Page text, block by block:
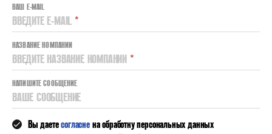
ВАШ E-MAIL
ВВЕДИТЕ E-MAIL *
НАЗВАНИЕ КОМПАНИИ
ВВЕДИТЕ НАЗВАНИЕ КОМПАНИИ *
НАПИШИТЕ СООБЩЕНИЕ
ВАШЕ СООБЩЕНИЕ
Вы даетесогласиена обработку персональных данных